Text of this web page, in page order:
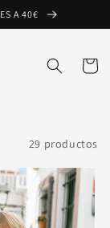
A 40€
Carrito
29 productos